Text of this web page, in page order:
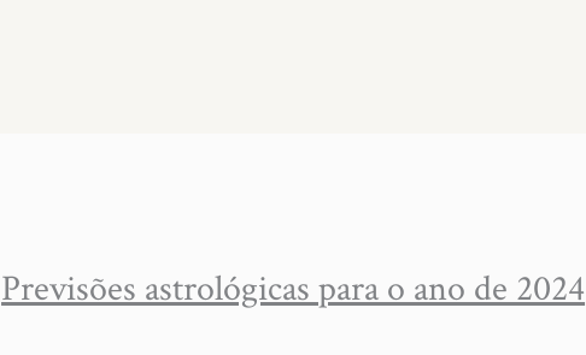
Previsões astrológicas para o ano de 2024